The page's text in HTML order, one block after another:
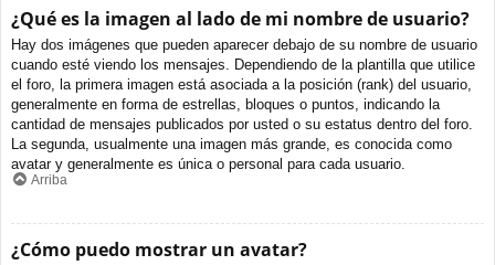
¿Qué es la imagen al lado de mi nombre de usuario?
Hay dos imágenes que pueden aparecer debajo de su nombre de usuario
cuando esté viendo los mensajes. Dependiendo de la plantilla que utilice
el foro, la primera imagen está asociada a la posición (rank) del usuario,
generalmente en forma de estrellas, bloques o puntos, indicando la
cantidad de mensajes publicados por usted o su estatus dentro del foro.
La segunda, usualmente una imagen más grande, es conocida como
avatar y generalmente es única o personal para cada usuario.
Arriba
¿Cómo puedo mostrar un avatar?